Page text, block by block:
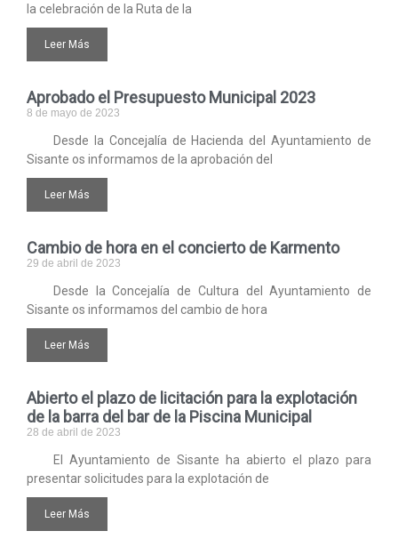
la celebración de la Ruta de la
Leer Más
Aprobado el Presupuesto Municipal 2023
8 de mayo de 2023
Desde la Concejalía de Hacienda del Ayuntamiento de
Sisante os informamos de la aprobación del
Leer Más
Cambio de hora en el concierto de Karmento
29 de abril de 2023
Desde la Concejalía de Cultura del Ayuntamiento de
Sisante os informamos del cambio de hora
Leer Más
Abierto el plazo de licitación para la explotación
de la barra del bar de la Piscina Municipal
28 de abril de 2023
El Ayuntamiento de Sisante ha abierto el plazo para
presentar solicitudes para la explotación de
Leer Más